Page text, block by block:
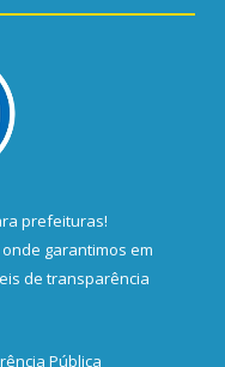
prefeituras!
garantimos em
de transparência
Pública